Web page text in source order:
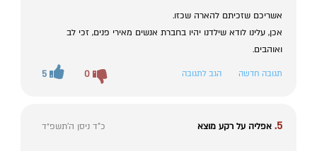
אשריכם שזכיתם להארה שכזו.
אכן, עלינו לודא שילדנו יהיו בחברת אנשים מאירי פנים, זכי לב
ואוהבים.
תגובה חדשה הגב לתגובה 5 0
5. אפליה על רקע מוצא כ"ד ניסן ה׳תשפ״ד